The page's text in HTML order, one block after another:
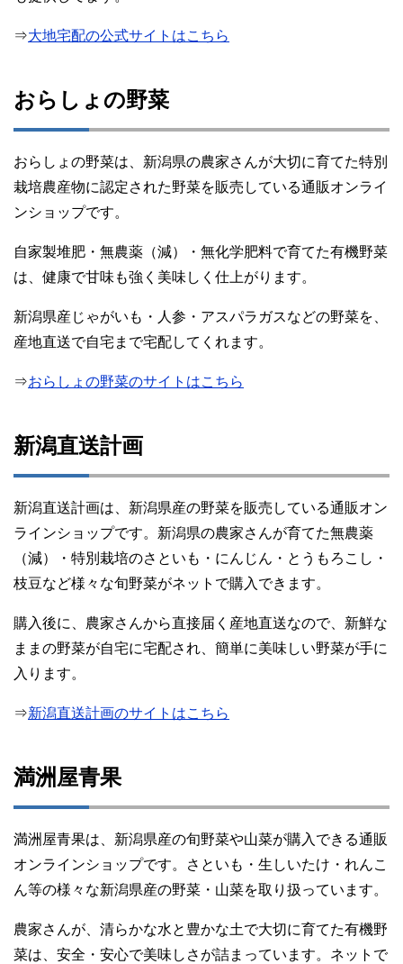
⇒大地宅配の公式サイトはこちら
おらしょの野菜
おらしょの野菜は、新潟県の農家さんが大切に育てた特別
栽培農産物に認定された野菜を販売している通販オンライ
ンショップです。
自家製堆肥・無農薬（減）・無化学肥料で育てた有機野菜
は、健康で甘味も強く美味しく仕上がります。
新潟県産じゃがいも・人参・アスパラガスなどの野菜を、
産地直送で自宅まで宅配してくれます。
⇒おらしょの野菜のサイトはこちら
新潟直送計画
新潟直送計画は、新潟県産の野菜を販売している通販オン
ラインショップです。新潟県の農家さんが育てた無農薬
（減）・特別栽培のさといも・にんじん・とうもろこし・
枝豆など様々な旬野菜がネットで購入できます。
購入後に、農家さんから直接届く産地直送なので、新鮮な
ままの野菜が自宅に宅配され、簡単に美味しい野菜が手に
入ります。
⇒新潟直送計画のサイトはこちら
満洲屋青果
満洲屋青果は、新潟県産の旬野菜や山菜が購入できる通販
オンラインショップです。さといも・生しいたけ・れんこ
ん等の様々な新潟県産の野菜・山菜を取り扱っています。
農家さんが、清らかな水と豊かな土で大切に育てた有機野
菜は、安全・安心で美味しさが詰まっています。ネットで